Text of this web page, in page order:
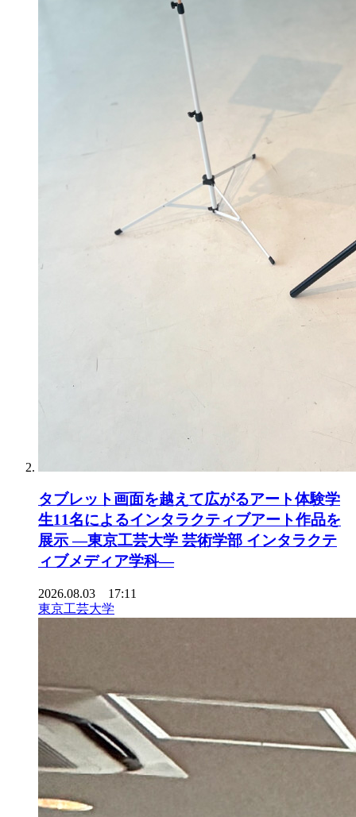
タブレット画面を越えて広がるアート体験学
生11名によるインタラクティブアート作品を
展示 ―東京工芸大学 芸術学部 インタラクテ
ィブメディア学科―
2026.08.03 17:11
東京工芸大学